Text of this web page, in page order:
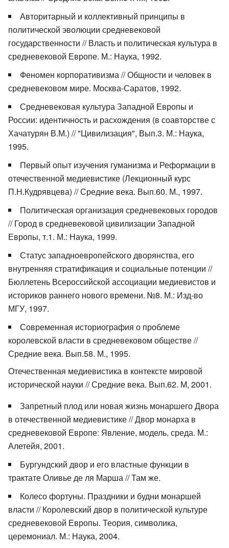
Авторитарный и коллективный принципы в
политической эволюции средневековой
государственности // Власть и политическая культура в
средневековой Европе. М.: Наука, 1992.
Феномен корпоративизма // Общности и человек в
средневековом мире. Москва-Саратов, 1992.
Средневековая культура Западной Европы и
России: идентичность и расхождения (в соавторстве с
Хачатурян В.М.) // "Цивилизация", Вып.3. М.: Наука,
1995.
Первый опыт изучения гуманизма и Реформации в
отечественной медиевистике (Лекционный курс
П.Н.Кудрявцева) // Средние века. Вып.60. М., 1997.
Политическая организация средневековых городов
// Город в средневековой цивилизации Западной
Европы, т.1. М.: Наука, 1999.
Статус западноевропейского дворянства, его
внутренняя стратификация и социальные потенции //
Бюллетень Всероссийской ассоциации медиевистов и
историков раннего нового времени. №8. М.: Изд-во
МГУ, 1997.
Современная историография о проблеме
королевской власти в средневековом обществе //
Средние века. Вып.58. М., 1995.
Отечественная медиевистика в контексте мировой
исторической науки // Средние века. Вып.62. М, 2001.
Запретный плод или новая жизнь монаршего Двора
в отечественной медиевистике // Двор монарха в
средневековой Европе: Явление, модель, среда. М.:
Алетейя, 2001.
Бургундский двор и его властные функции в
трактате Оливье де ля Марша // Там же.
Колесо фортуны. Праздники и будни монаршей
власти // Королевский двор в политической культуре
средневековой Европы. Теория, символика,
церемониал. М.: Наука, 2004.